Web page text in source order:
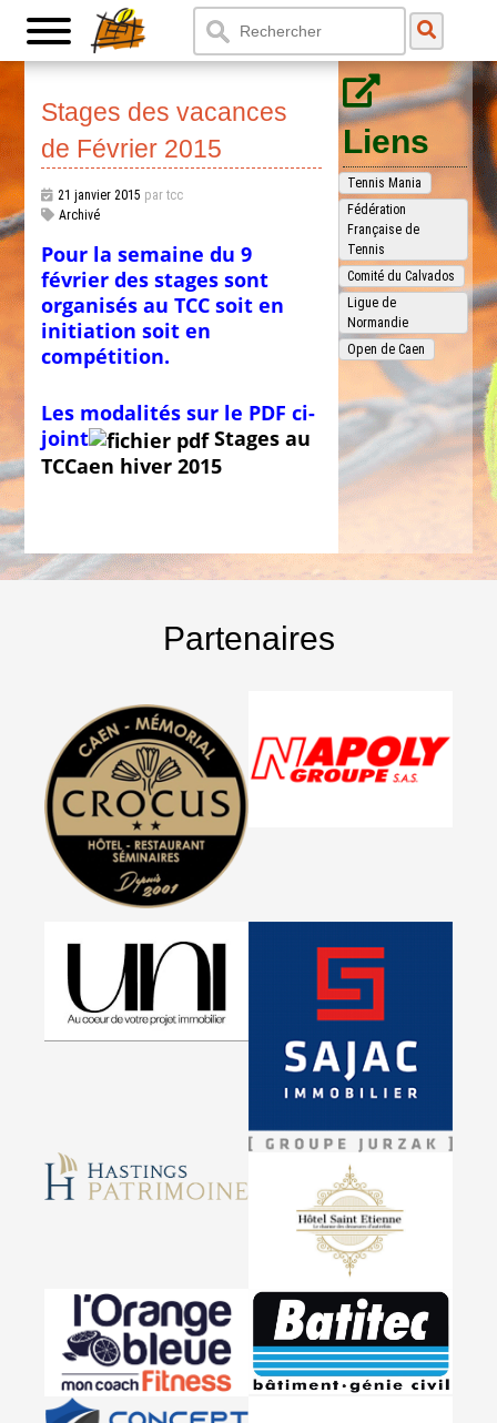
Stages des vacances
de Février 2015
21 janvier 2015 par tcc
Archivé
Pour la semaine du 9
février des stages sont
organisés au TCC soit en
initiation soit en
compétition.
Les modalités sur le PDF ci-
joint
Stages au
TCCaen hiver 2015
Liens
Tennis Mania
Fédération
Française de
Tennis
Comité du Calvados
Ligue de
Normandie
Open de Caen
Partenaires